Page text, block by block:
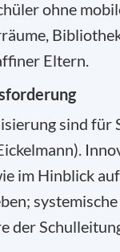
ohne
Eltern.
sind für
im Hinblick
der